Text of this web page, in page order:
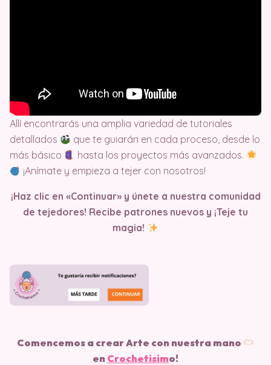
Allí encontrarás una amplia variedad de tutoriales
detallados
que te guiarán en cada proceso, desde lo
más básico
hasta los proyectos más avanzados.
¡Anímate y empieza a tejer con nosotros!
¡Haz clic en «Continuar» y únete a nuestra comunidad
de tejedores! Recibe patrones nuevos y ¡Teje tu
magia!
Comencemos a crear Arte con nuestra mano
en Crochetisimo!